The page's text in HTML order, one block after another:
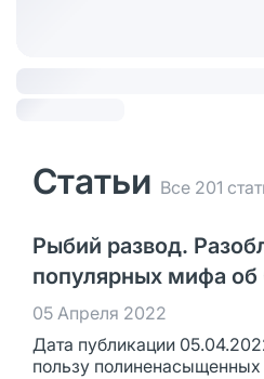
Статьи Все 201
Рыбий развод.
популярных мифа
05 Апреля 2022
Дата публикации
пользу